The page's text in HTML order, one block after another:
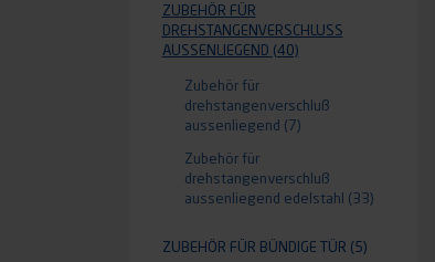
ZUBEHÖR FÜR
DREHSTANGENVERSCHLUSS A
USSENLIEGEND
(40)
Zubehör für
drehstangenverschluß
aussenliegend (7)
Zubehör für
drehstangenverschluß
aussenliegend edelstahl (33)
ZUBEHÖR FÜR BÜNDIGE TÜR (5)